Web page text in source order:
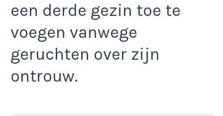
een derde gezin toe te
voegen vanwege
geruchten over zijn
ontrouw.